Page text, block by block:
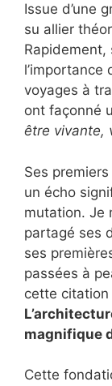
Issue d’une
su allier
l’importance
voyages à
ont façonné
être vivante,
Ses
un écho
mutation. Je
partagé ses
ses
passées à
cette citation
magnifique
Cette